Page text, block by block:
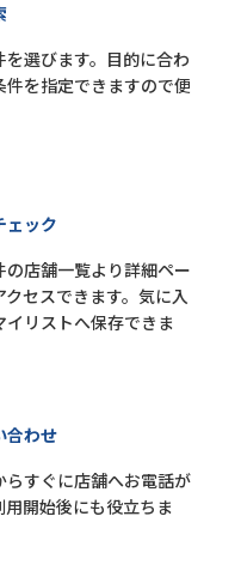
を選びます。目的に合わ
件を指定できますので便
ェック
の店舗一覧より詳細ペー
クセスできます。気に入
イリストへ保存できま
合わせ
らすぐに店舗へお電話が
用開始後にも役立ちま